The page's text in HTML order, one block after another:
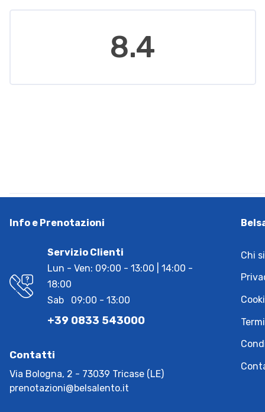
8.4
Info e Prenotazioni
Servizio Clienti
Lun - Ven: 09:00 - 13:00 | 14:00 -
18:00
Sab 09:00 - 13:00
+39 0833 543000
Contatti
Via Bologna, 2 - 73039 Tricase (LE)
prenotazioni@belsalento.it
Chi